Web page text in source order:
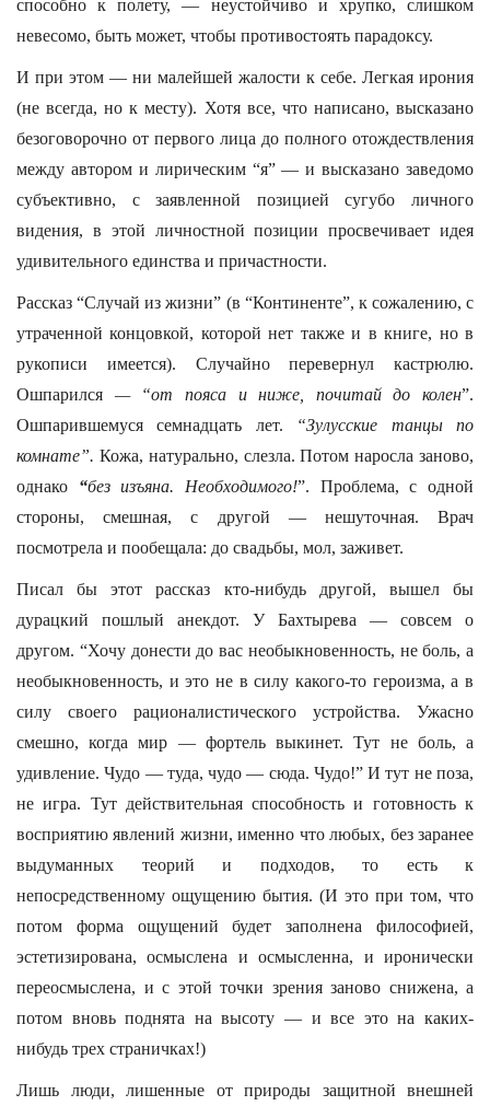
способно к полету, — неустойчиво и хрупко, слишком
невесомо, быть может, чтобы противостоять парадоксу.
И при этом — ни малейшей жалости к себе. Легкая ирония
(не всегда, но к месту). Хотя все, что написано, высказано
безоговорочно от первого лица до полного отождествления
между автором и лирическим “я” — и высказано заведомо
субъективно, с заявленной позицией сугубо личного
видения, в этой личностной позиции просвечивает идея
удивительного единства и причастности.
Рассказ “Случай из жизни” (в “Континенте”, к сожалению, с
утраченной концовкой, которой нет также и в книге, но в
рукописи имеется). Случайно перевернул кастрюлю.
Ошпарился — “от пояса и ниже, почитай до колен”.
Ошпарившемуся семнадцать лет.
“Зулусские танцы по
комнате”. Кожа, натурально, слезла. Потом наросла заново,
однако “без изъяна. Необходимого!”. Проблема, с одной
стороны, смешная, с другой — нешуточная. Врач
посмотрела и пообещала: до свадьбы, мол, заживет.
Писал бы этот рассказ кто-нибудь другой, вышел бы
дурацкий пошлый анекдот. У Бахтырева — совсем о
другом. “Хочу донести до вас необыкновенность, не боль, а
необыкновенность, и это не в силу какого-то героизма, а в
силу своего рационалистического устройства. Ужасно
смешно, когда мир — фортель выкинет. Тут не боль, а
удивление. Чудо — туда, чудо — сюда. Чудо!” И тут не поза,
не игра. Тут действительная способность и готовность к
восприятию явлений жизни, именно что любых, без заранее
выдуманных теорий и подходов, то есть к
непосредственному ощущению бытия. (И это при том, что
потом форма ощущений будет заполнена философией,
эстетизирована, осмыслена и осмысленна, и иронически
переосмыслена, и с этой точки зрения заново снижена, а
потом вновь поднята на высоту — и все это на каких-
нибудь трех страничках!)
Лишь люди, лишенные от природы защитной внешней